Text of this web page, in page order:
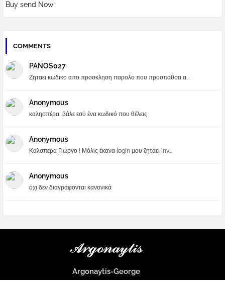
Buy send Now
COMMENTS
PANOS027
Ζηταει κωδικο απο προσκληση παρολο που προσπαθσα α...
Anonymous
καλησπέρα...βάλε εσύ ένα κωδικό που θέλεις
Anonymous
Καλσπερα Γιώργο ! Μόλις έκανα login μου ζητάει inv...
Anonymous
όχι δεν διαγράφονται κανονικά
Argonaytis-George